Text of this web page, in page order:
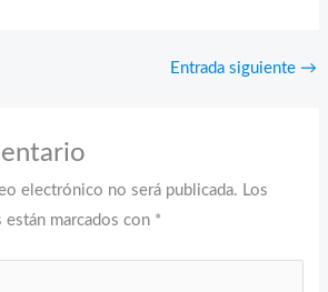
Entrada siguiente →
electrónico no será publicada. Los
marcados con *